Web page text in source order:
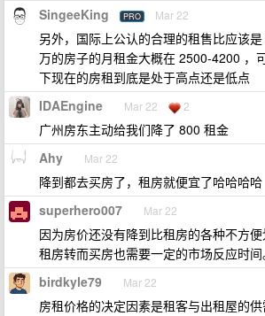
SingeeKing PRO Mar 22
另外，国际上公认的合理的租售比应该
万的房子的月租金大概在 2500-4200 ，
下现在的房租到底是处于高点还是低点
IDAEngine Mar 22 2
广州房东主动给我们降了 800 租金
Ahy Mar 22
降到都去买房了，租房就便宜了哈哈哈哈
superhero007 Mar 22
因为房价还没有降到比租房的各种不方
租房转而买房也需要一定的市场反应时间
birdkyle79 Mar 22
房租价格的决定因素是租客与出租屋的供